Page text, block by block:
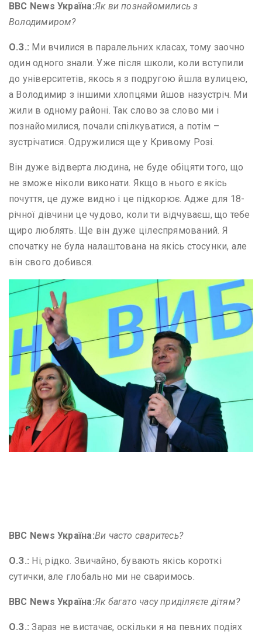
BBC NewsУкраїна:Як ви познайомились з
Володимиром?
О.З.: Ми вчилися в паралельних класах, тому заочно
один одного знали. Уже після школи, коли вступили
до університетів, якось я з подругою йшла вулицею,
а Володимир з іншими хлопцями йшов назустріч. Ми
жили в одному районі. Так слово за слово ми і
познайомилися, почали спілкуватися, а потім –
зустрічатися. Одружилися ще у Кривому Розі.
Він дуже відверта людина, не буде обіцяти того, що
не зможе ніколи виконати. Якщо в нього є якісь
почуття, це дуже видно і це підкорює. Адже для 18-
річної дівчини це чудово, коли ти відчуваєш, що тебе
щиро люблять. Ще він дуже цілеспрямований. Я
спочатку не була налаштована на якісь стосунки, але
він свого добився.
BBC NewsУкраїна:Ви часто сваритесь?
О.З.: Ні, рідко. Звичайно, бувають якісь короткі
сутички, але глобально ми не сваримось.
BBC NewsУкраїна:Як багато часу приділяєте дітям?
О.З.: Зараз не вистачає, оскільки я на певних подіях